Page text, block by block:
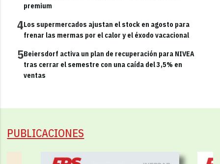
premium
4Los supermercados ajustan el stock en agosto para
frenar las mermas por el calor y el éxodo vacacional
5Beiersdorf activa un plan de recuperación para NIVEA
tras cerrar el semestre con una caída del 3,5% en
ventas
PUBLICACIONES